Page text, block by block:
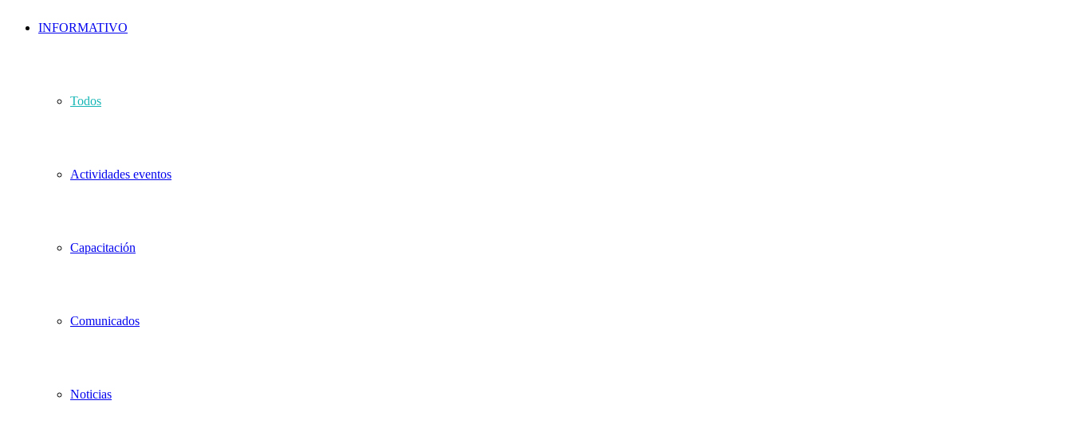
INFORMATIVO
Todos
Actividades eventos
Capacitación
Comunicados
Noticias